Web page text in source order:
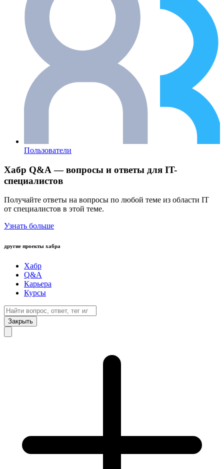
Пользователи
Хабр Q&A — вопросы и ответы для IT-
специалистов
Получайте ответы на вопросы по любой теме из области IT
от специалистов в этой теме.
Узнать больше
другие проекты хабра
Хабр
Q&A
Карьера
Курсы
Закрыть